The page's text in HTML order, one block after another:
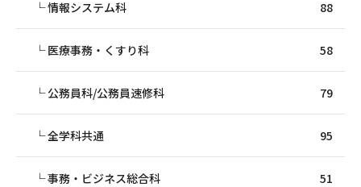
情報システム科 88
医療事務・くすり科 58
公務員科/公務員速修科 79
全学科共通 95
事務・ビジネス総合科 51